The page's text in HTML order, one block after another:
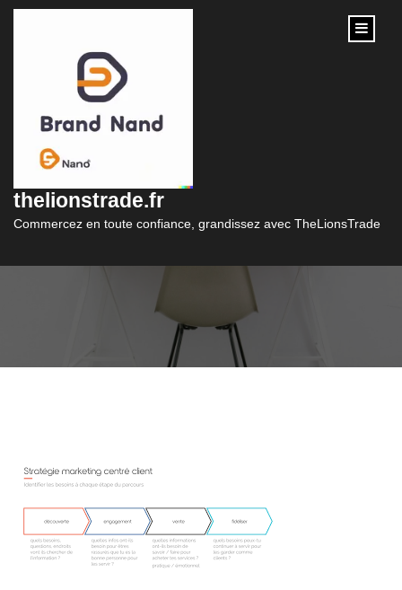
content
thelionstrade.fr
Commercez en toute confiance, grandissez avec TheLionsTrade
Le Plan Marketing :
La Clé du Succès de
Votre Entreprise